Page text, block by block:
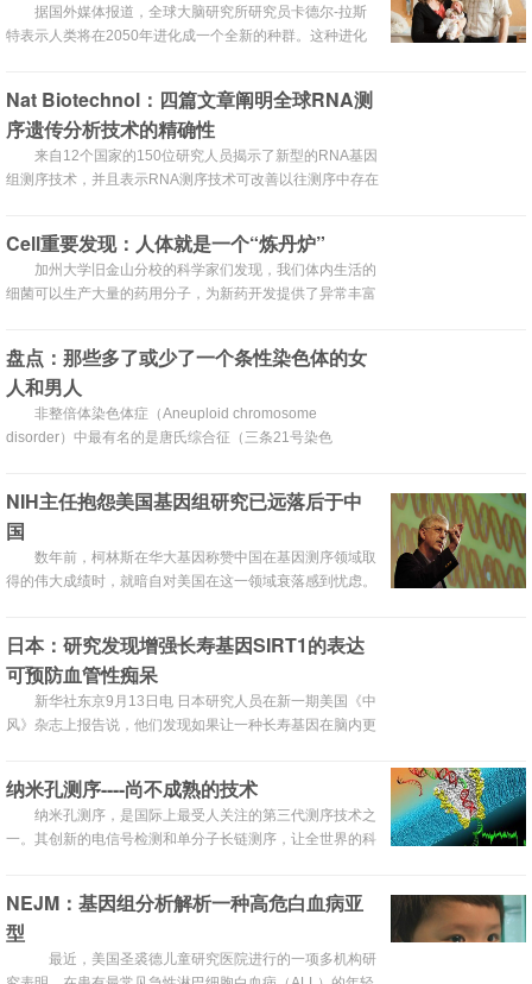
据国外媒体报道，全球大脑研究所研究员卡德尔-拉斯
特表示人类将在2050年进化成一个全新的种群。这种进化
Nat Biotechnol：四篇文章阐明全球RNA测
序遗传分析技术的精确性
来自12个国家的150位研究人员揭示了新型的RNA基因
组测序技术，并且表示RNA测序技术可改善以往测序中存在
Cell重要发现：人体就是一个“炼丹炉”
加州大学旧金山分校的科学家们发现，我们体内生活的
细菌可以生产大量的药用分子，为新药开发提供了异常丰富
盘点：那些多了或少了一个条性染色体的女
人和男人
非整倍体染色体症（Aneuploid chromosome
disorder）中最有名的是唐氏综合征（三条21号染色
NIH主任抱怨美国基因组研究已远落后于中
国
数年前，柯林斯在华大基因称赞中国在基因测序领域取
得的伟大成绩时，就暗自对美国在这一领域衰落感到忧虑。
日本：研究发现增强长寿基因SIRT1的表达
可预防血管性痴呆
新华社东京9月13日电 日本研究人员在新一期美国《中
风》杂志上报告说，他们发现如果让一种长寿基因在脑内更
纳米孔测序----尚不成熟的技术
纳米孔测序，是国际上最受人关注的第三代测序技术之
一。其创新的电信号检测和单分子长链测序，让全世界的科
样机。我的两个朋友，一个在美国新墨西哥大学，一个在
University of Queenland，分别测试了牛津纳米孔ONT。结
论是：纳米孔测序尚不成熟。
NEJM：基因组分析解析一种高危白血病亚
型
最近，美国圣裘德儿童研究医院进行的一项多机构研